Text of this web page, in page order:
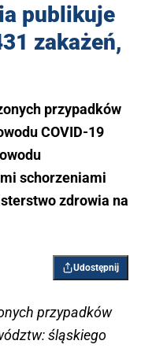
publikuje
zakażeń,
przypadków
COVID-19
schorzeniami
zdrowia na
Udostępnij
przypadków
śląskiego